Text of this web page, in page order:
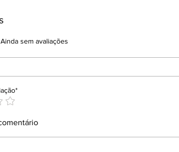
Ainda sem avaliações